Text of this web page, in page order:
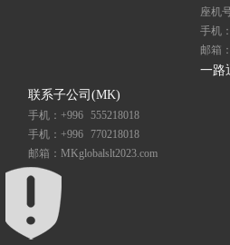
座机
手机
邮箱
一路
联系子公司(MK)
手机：+996 555218018
手机：+996 770218018
邮箱：MKglobalslt2023.com